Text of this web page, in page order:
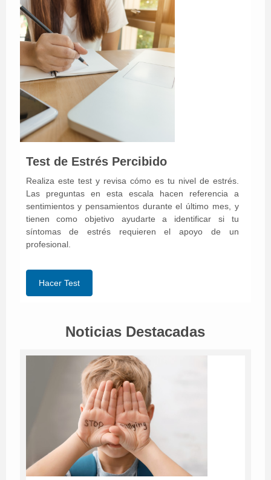
Test de Estrés Percibido
Realiza este test y revisa cómo es tu nivel de estrés.
Las preguntas en esta escala hacen referencia a
sentimientos y pensamientos durante el último mes, y
tienen como objetivo ayudarte a identificar si tu
síntomas de estrés requieren el apoyo de un
profesional.
Hacer Test
Noticias Destacadas